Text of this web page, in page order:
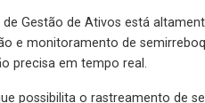
de Gestão de Ativos está
e monitoramento de
precisa em tempo real.
possibilita o rastreamento de